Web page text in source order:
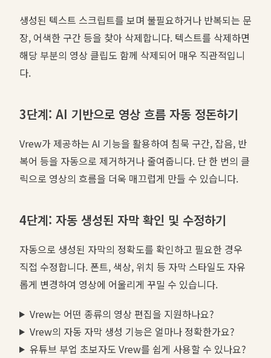
생성된 텍스트 스크립트를 보며 불필요하거나 반복되는 문
장, 어색한 구간 등을 찾아 삭제합니다. 텍스트를 삭제하면
해당 부분의 영상 클립도 함께 삭제되어 매우 직관적입니
다.
3단계: AI 기반으로 영상 흐름 자동 정돈하기
Vrew가 제공하는 AI 기능을 활용하여 침묵 구간, 잡음, 반
복어 등을 자동으로 제거하거나 줄여줍니다. 단 한 번의 클
릭으로 영상의 흐름을 더욱 매끄럽게 만들 수 있습니다.
4단계: 자동 생성된 자막 확인 및 수정하기
자동으로 생성된 자막의 정확도를 확인하고 필요한 경우
직접 수정합니다. 폰트, 색상, 위치 등 자막 스타일도 자유
롭게 변경하여 영상에 어울리게 꾸밀 수 있습니다.
Vrew는 어떤 종류의 영상 편집을 지원하나요?
Vrew의 자동 자막 생성 기능은 얼마나 정확한가요?
유튜브 부업 초보자도 Vrew를 쉽게 사용할 수 있나요?